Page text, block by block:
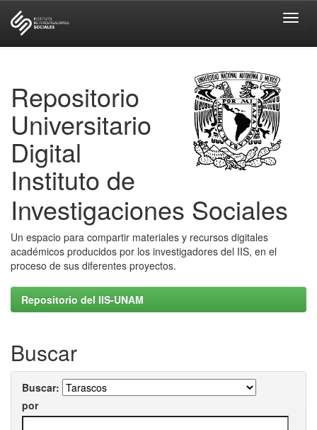
Repositorio
Universitario
Digital
Instituto de
Investigaciones Sociales
Un espacio para compartir materiales y recursos digitales
académicos producidos por los investigadores del IIS, en el
proceso de sus diferentes proyectos.
Repositorio del IIS-UNAM
Buscar
Buscar:
por